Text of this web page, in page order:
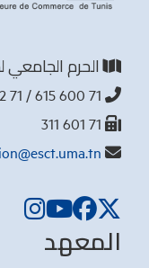
الحرم الجامعي
المعهد